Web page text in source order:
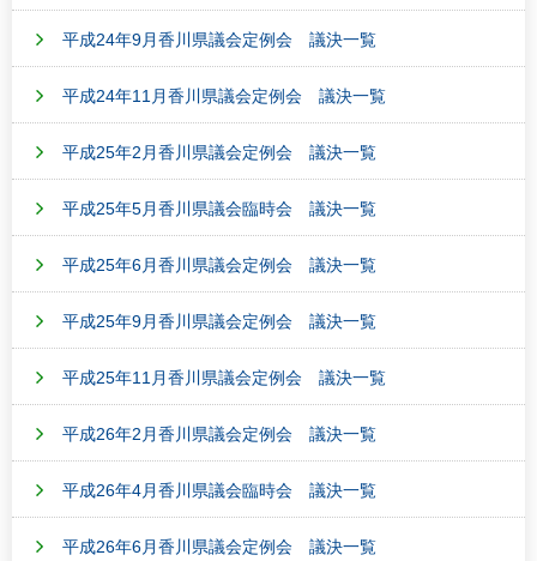
平成24年9月香川県議会定例会 議決一覧
平成24年11月香川県議会定例会 議決一覧
平成25年2月香川県議会定例会 議決一覧
平成25年5月香川県議会臨時会 議決一覧
平成25年6月香川県議会定例会 議決一覧
平成25年9月香川県議会定例会 議決一覧
平成25年11月香川県議会定例会 議決一覧
平成26年2月香川県議会定例会 議決一覧
平成26年4月香川県議会臨時会 議決一覧
平成26年6月香川県議会定例会 議決一覧